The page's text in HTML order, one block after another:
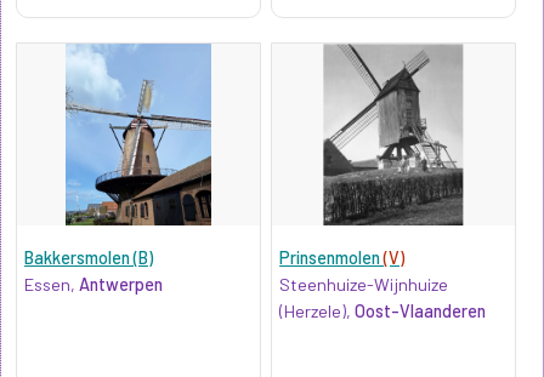
Bakkersmolen (B)
Essen, Antwerpen
Prinsenmolen(V)
Steenhuize-Wijnhuize
(Herzele),Oost-Vlaanderen